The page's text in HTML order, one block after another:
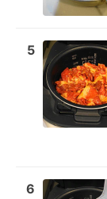
5
6